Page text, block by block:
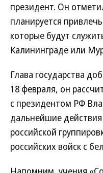
президент. Он
планируется
которые будут
Калининграде или
Глава государства
18 февраля, он
с президентом РФ
дальнейшие
российской
российских войск с